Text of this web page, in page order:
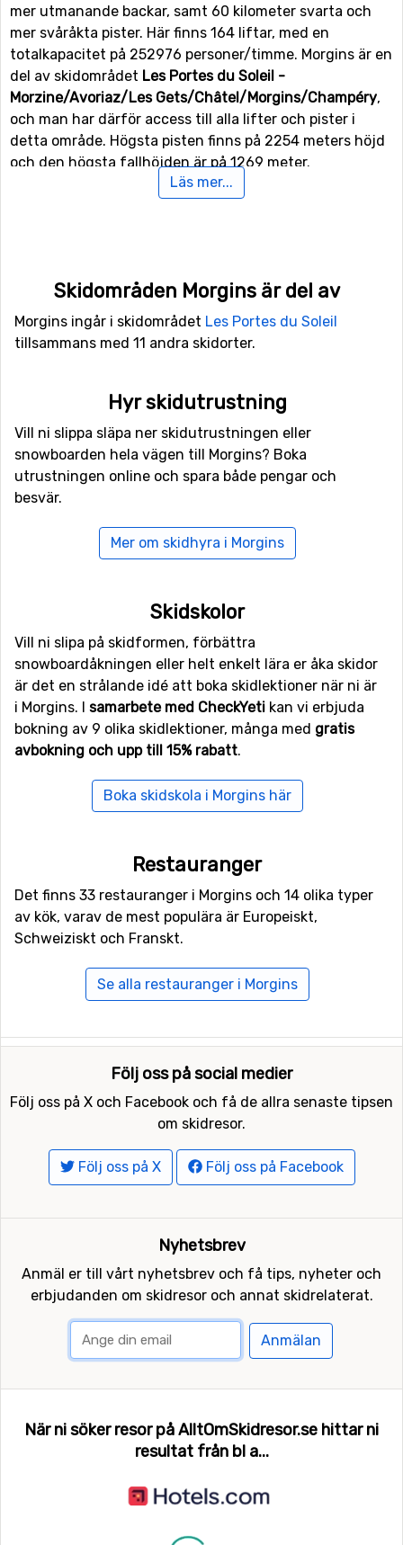
mer utmanande backar, samt 60 kilometer svarta och
mer svåråkta pister. Här finns 164 liftar, med en
totalkapacitet på 252976 personer/timme. Morgins är en
del av skidområdet Les Portes du Soleil -
Morzine/Avoriaz/Les Gets/Châtel/Morgins/Champéry,
och man har därför access till alla lifter och pister i
detta område. Högsta pisten finns på 2254 meters höjd
och den högsta fallhöjden är på 1269 meter.
förutom pisterna, för de mer vågade (och kanske mer
erfarna) åkarna finns här båda funpark och halfpipe-
anläggning.
finns det även 600 kilometer längdskidåkningsspår att
vintermiljö har ni även tillgång till speciella spår som är
preparerade för vintervandring.
För er som vill flyga ner till Morgins så är det flygplatsen
57 kilometer. Det är även möjligt att flyga till
och Aix Les Bains, Chambery som har ett avstånd på 101
kilometer till Morgins.
Närmaste skidorter till Morgins
Alldeles runt hörnet, med bara ett avstånd på 3
kilometer från Morgins liggerChatel. Andra skidorter
som ligger nära ärVal-d'Illiez-Les Crosets-Champoussin
Läs mer...
Skidområden Morgins är del av
Morgins ingår i skidområdet Les Portes du Soleil
tillsammans med 11 andra skidorter.
Hyr skidutrustning
Vill ni slippa släpa ner skidutrustningen eller
snowboarden hela vägen till Morgins? Boka
utrustningen online och spara både pengar och
besvär.
Mer om skidhyra i Morgins
Skidskolor
Vill ni slipa på skidformen, förbättra
snowboardåkningen eller helt enkelt lära er åka skidor
är det en strålande idé att boka skidlektioner när ni är
i Morgins. I samarbete med CheckYeti kan vi erbjuda
bokning av 9 olika skidlektioner, många med gratis
avbokning och upp till 15% rabatt.
Boka skidskola i Morgins här
Restauranger
Det finns 33 restauranger i Morgins och 14 olika typer
av kök, varav de mest populära är Europeiskt,
Schweiziskt och Franskt.
Se alla restauranger i Morgins
Följ oss på social medier
Följ oss på X och Facebook och få de allra senaste tipsen
om skidresor.
Följ oss på X Följ oss på Facebook
Nyhetsbrev
Anmäl er till vårt nyhetsbrev och få tips, nyheter och
erbjudanden om skidresor och annat skidrelaterat.
Anmälan
När ni söker resor på AlltOmSkidresor.se hittar ni
resultat från bl a...